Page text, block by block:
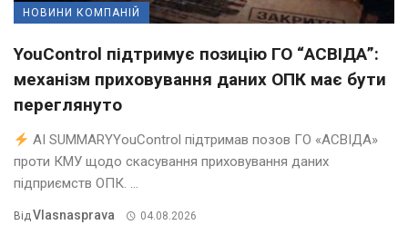
НОВИНИ КОМПАНІЙ
YouControl підтримує позицію ГО “АСВІДА”:
механізм приховування даних ОПК має бути
переглянуто
AI SUMMARYYouControl підтримав позов ГО «АСВІДА»
проти КМУ щодо скасування приховування даних
підприємств ОПК. ...
ВідVlasnasprava 04.08.2026